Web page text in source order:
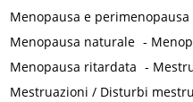
Menopausa e perimenopausa
Menopausa naturale -
Menopausa ritardata -
Mestruazioni / Disturbi